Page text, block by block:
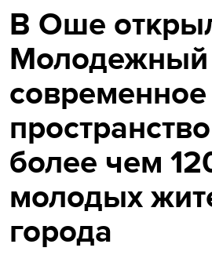
В Оше
современное
более чем
молодых
города